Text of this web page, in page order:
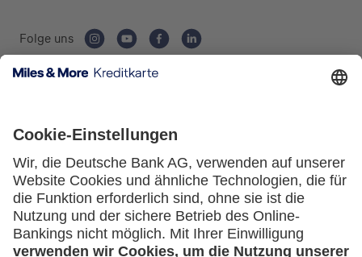
Folge uns
Service
Selbstständige
Freiberufler)
Unternehmen
(z.B. e.K., Personengesellschaft (inkl. GbR),
GmbH)